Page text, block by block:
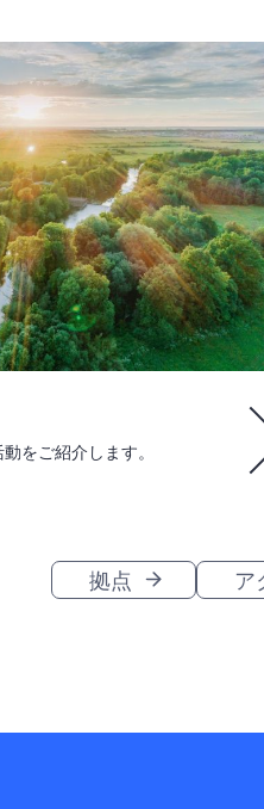
をご紹介します。
拠点 ア